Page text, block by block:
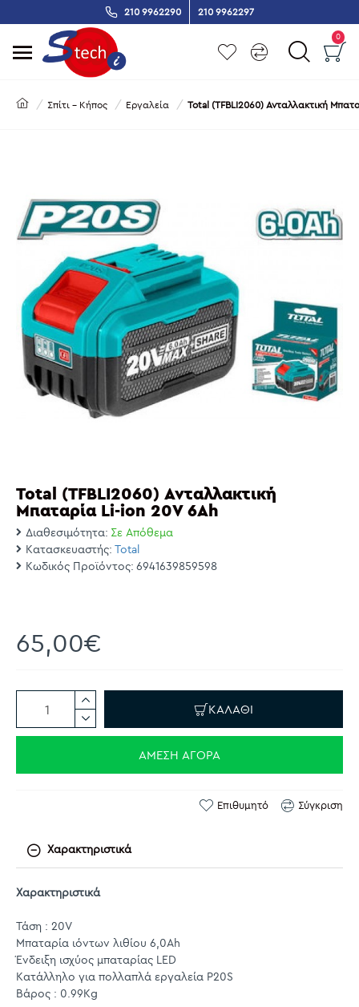
210 9962290 210 9962297
0
Σπίτι - Κήπος Εργαλεία Total (TFBLI2060) Ανταλλακτική
Total (TFBLI2060) Ανταλλακτική
Μπαταρία Li-ion 20V 6Ah
Διαθεσιμότητα: Σε Απόθεμα
Κατασκευαστής: Total
Κωδικός Προϊόντος: 6941639859598
65,00€
ΚΑΛΆΘΙ
ΆΜΕΣΗ ΑΓΟΡΆ
Επιθυμητό Σύγκριση
Χαρακτηριστικά
Χαρακτηριστικά
Τάση : 20V
Μπαταρία ιόντων λιθίου 6,0Ah
Ένδειξη ισχύος μπαταρίας LED
Κατάλληλο για πολλαπλά εργαλεία P20S
Βάρος : 0.99Kg